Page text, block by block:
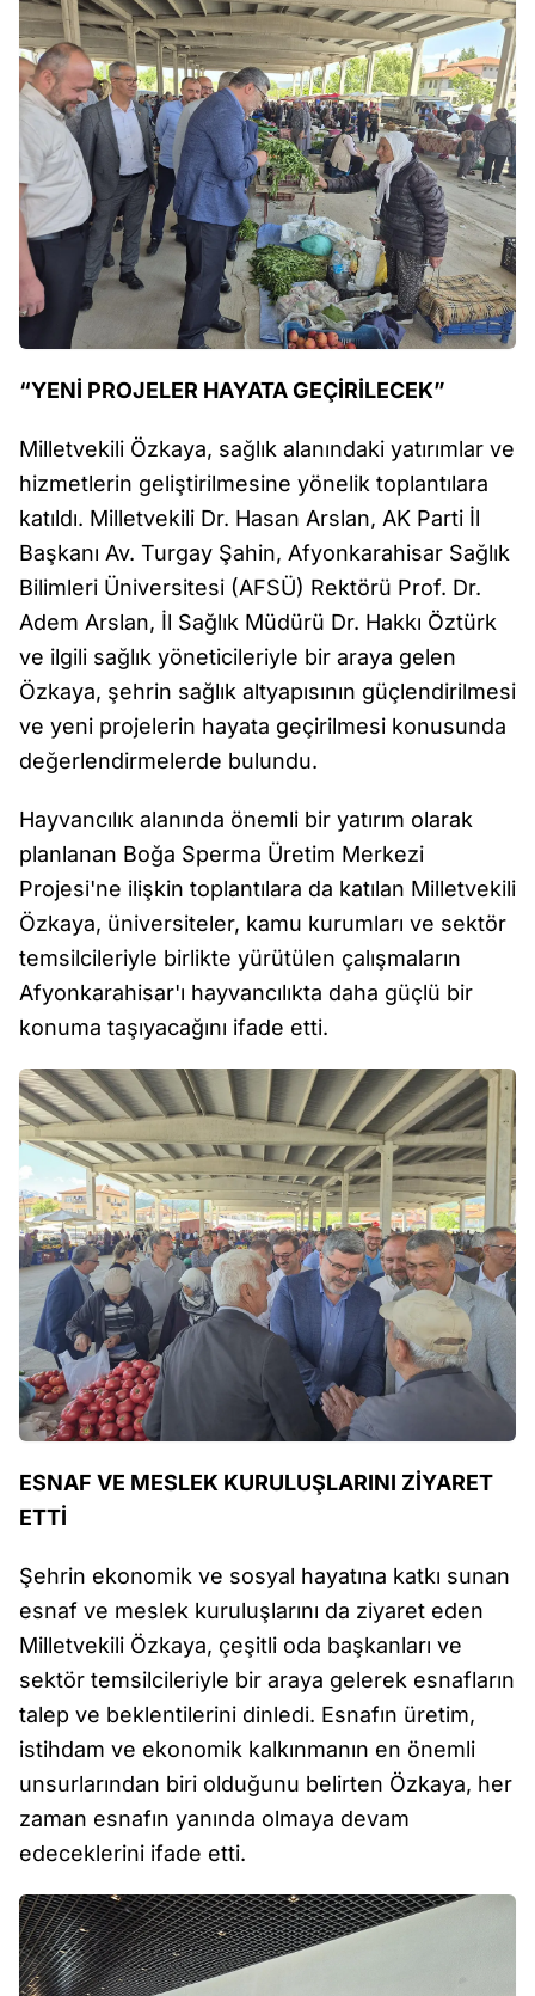
“YENİ PROJELER HAYATA GEÇİRİLECEK”
Milletvekili Özkaya, sağlık alanındaki yatırımlar ve
hizmetlerin geliştirilmesine yönelik toplantılara
katıldı. Milletvekili Dr. Hasan Arslan, AK Parti İl
Başkanı Av. Turgay Şahin, Afyonkarahisar Sağlık
Bilimleri Üniversitesi (AFSÜ) Rektörü Prof. Dr.
Adem Arslan, İl Sağlık Müdürü Dr. Hakkı Öztürk
ve ilgili sağlık yöneticileriyle bir araya gelen
Özkaya, şehrin sağlık altyapısının güçlendirilmesi
ve yeni projelerin hayata geçirilmesi konusunda
değerlendirmelerde bulundu.
Hayvancılık alanında önemli bir yatırım olarak
planlanan Boğa Sperma Üretim Merkezi
Projesi'ne ilişkin toplantılara da katılan Milletvekili
Özkaya, üniversiteler, kamu kurumları ve sektör
temsilcileriyle birlikte yürütülen çalışmaların
Afyonkarahisar'ı hayvancılıkta daha güçlü bir
konuma taşıyacağını ifade etti.
ESNAF VE MESLEK KURULUŞLARINI ZİYARET
ETTİ
Şehrin ekonomik ve sosyal hayatına katkı sunan
esnaf ve meslek kuruluşlarını da ziyaret eden
Milletvekili Özkaya, çeşitli oda başkanları ve
sektör temsilcileriyle bir araya gelerek esnafların
talep ve beklentilerini dinledi. Esnafın üretim,
istihdam ve ekonomik kalkınmanın en önemli
unsurlarından biri olduğunu belirten Özkaya, her
zaman esnafın yanında olmaya devam
edeceklerini ifade etti.